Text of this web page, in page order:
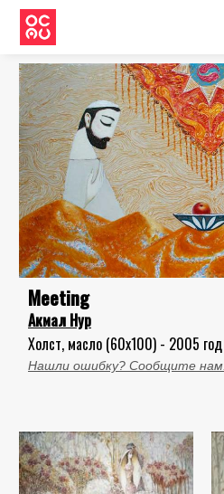
Meeting
Акмал Нур
Холст, масло (60x100) - 2005 год
Нашли ошибку? Сообщите нам.